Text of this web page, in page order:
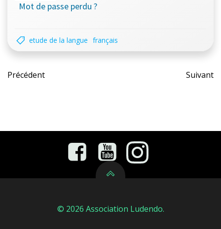
Mot de passe perdu ?
etude de la langue français
Post
Précédent Suivant
© 2026 Association Ludendo.